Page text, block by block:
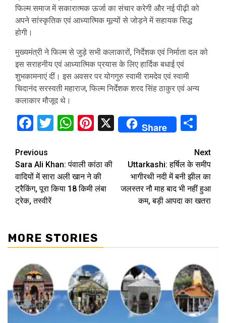
फिल्म समाज में सकारात्मक ऊर्जा का संचार करेगी और नई पीढ़ी को
अपने सांस्कृतिक एवं आध्यात्मिक मूल्यों से जोड़ने में सहायक सिद्ध
होगी।
मुख्यमंत्री ने फिल्म से जुड़े सभी कलाकारों, निर्देशक एवं निर्माता दल को
इस सराहनीय एवं आध्यात्मिक प्रयास के लिए हार्दिक बधाई एवं
शुभकामनाएं दीं। इस अवसर पर योगगुरु स्वामी रामदेव एवं स्वामी
चिदानंद सरस्वती महाराज, फिल्म निर्देशक शरद सिंह ठाकुर एवं अन्य
कलाकार मौजूद थे।
Facebook
Twitter
WhatsApp
Pinterest
X Share
Continue
Reading
Previous
Sara Ali Khan: पंवाली कांठा की
वादियों में सारा अली खान ने की
ट्रैकिंग, पूरा किया 18 किमी लंबा
ट्रेक, तस्वीरें
Next
Uttarkashi: हर्षिल के समीप
भागीरथी नदी में बनी झील का
जलस्तर नौ माह बाद भी नहीं हुआ
कम, बड़ी आपदा का खतरा
MORE STORIES